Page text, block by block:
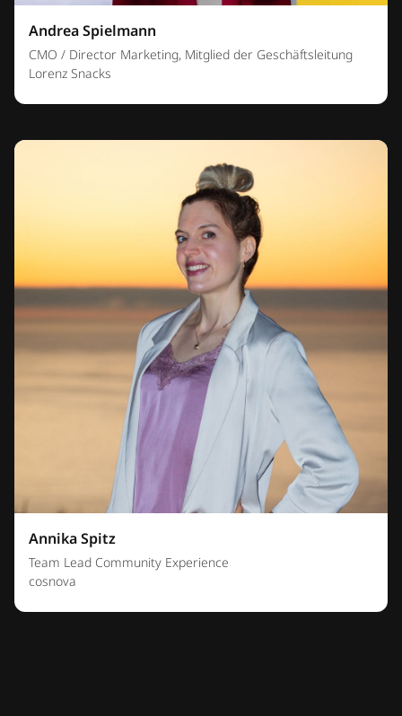
Andrea Spielmann
CMO / Director Marketing, Mitglied der Geschäftsleitung
Lorenz Snacks
Annika Spitz
Team Lead Community Experience
cosnova